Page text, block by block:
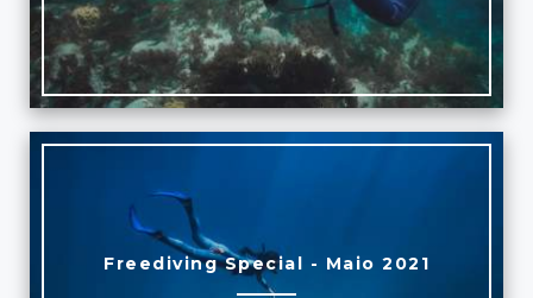
Freediving Special - Maio 2021